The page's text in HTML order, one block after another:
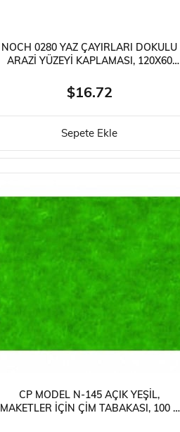
NOCH 0280 YAZ ÇAYIRLARI DOKULU
ARAZI YÜZEYI KAPLAMASI, 120X60
$16.72
Sepete Ekle
CP MODEL N-145 AÇIK YEŞIL,
MAKETLER İÇIN ÇIM TABAKASI, 100 X